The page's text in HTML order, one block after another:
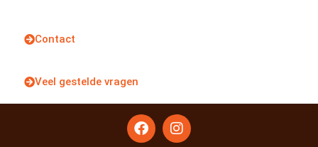
Contact
Veel gestelde vragen